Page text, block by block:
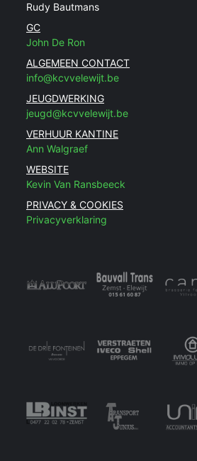
Rudy Bautmans
GC
John De Ron
ALGEMEEN CONTACT
info@kcvvelewijt.be
JEUGDWERKING
jeugd@kcvvelewijt.be
VERHUUR KANTINE
Ann Walgraef
WEBSITE
Kevin Van Ransbeeck
PRIVACY & COOKIES
Privacyverklaring